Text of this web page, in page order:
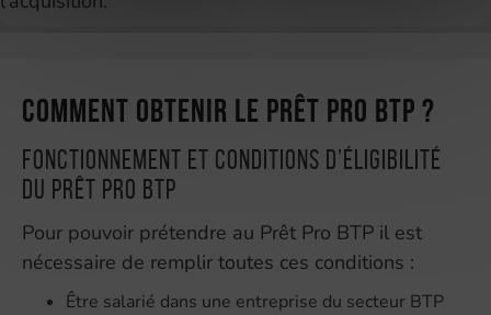
Comment obtenir le Prêt Pro BTP ?
Fonctionnement et conditions d’éligibilité
du Prêt Pro BTP
Pour pouvoir prétendre au Prêt Pro BTP il est
nécessaire de remplir toutes ces conditions :
Être salarié dans une entreprise du secteur BTP